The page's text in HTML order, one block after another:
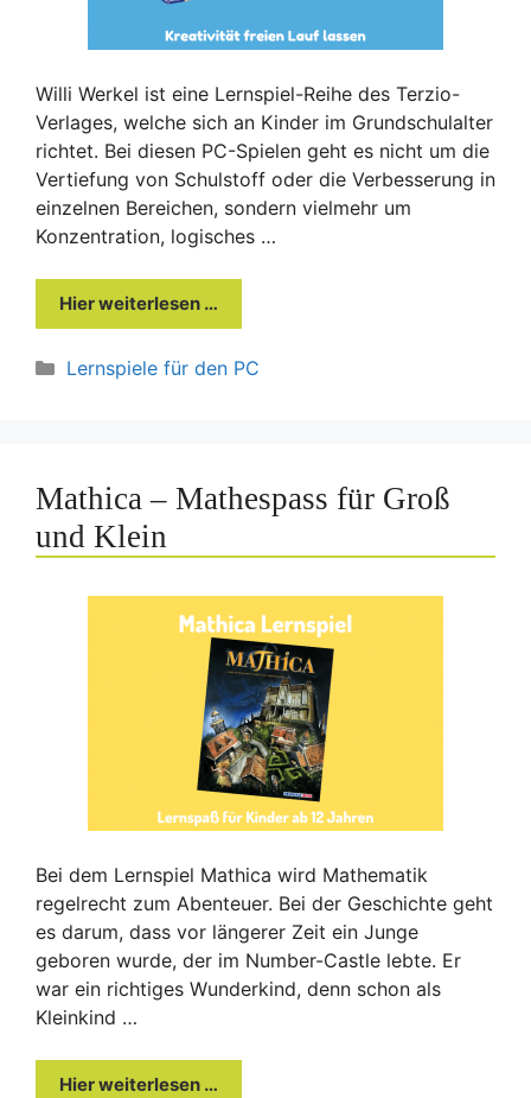
Willi Werkel ist eine Lernspiel-Reihe des Terzio-
Verlages, welche sich an Kinder im Grundschulalter
richtet. Bei diesen PC-Spielen geht es nicht um die
Vertiefung von Schulstoff oder die Verbesserung in
einzelnen Bereichen, sondern vielmehr um
Konzentration, logisches …
Hier weiterlesen …
Kategorien
Lernspiele für den PC
Mathica – Mathespass für Groß
und Klein
Bei dem Lernspiel Mathica wird Mathematik
regelrecht zum Abenteuer. Bei der Geschichte geht
es darum, dass vor längerer Zeit ein Junge
geboren wurde, der im Number-Castle lebte. Er
war ein richtiges Wunderkind, denn schon als
Kleinkind …
Hier weiterlesen …